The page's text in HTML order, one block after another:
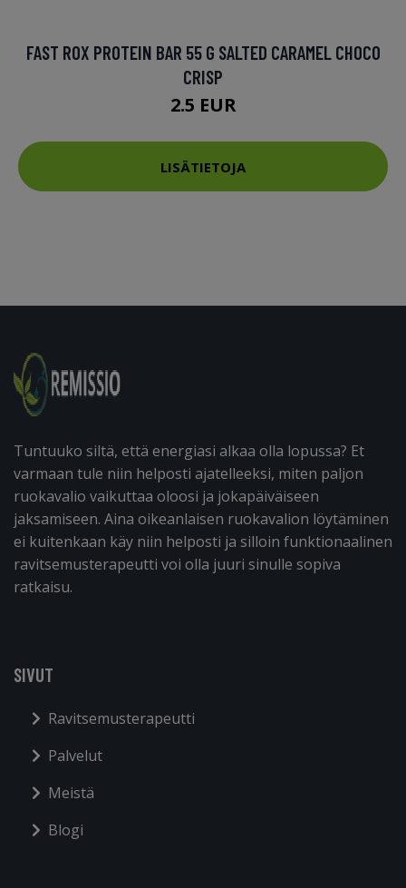
FAST ROX PROTEIN BAR 55 G SALTED CARAMEL CHOCO
CRISP
2.5 EUR
LISÄTIETOJA
Tuntuuko siltä, että energiasi alkaa olla lopussa? Et
varmaan tule niin helposti ajatelleeksi, miten paljon
ruokavalio vaikuttaa oloosi ja jokapäiväiseen
jaksamiseen. Aina oikeanlaisen ruokavalion löytäminen
ei kuitenkaan käy niin helposti ja silloin funktionaalinen
ravitsemusterapeutti voi olla juuri sinulle sopiva
ratkaisu.
SIVUT
Ravitsemusterapeutti
Palvelut
Meistä
Blogi